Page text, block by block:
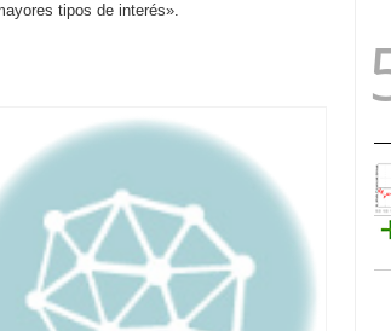
tipos de interés».